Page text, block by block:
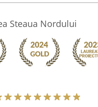
Steaua Nordului